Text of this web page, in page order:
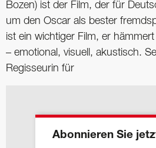
Bozen) ist der Film, der für
um den Oscar als bester
ist ein wichtiger Film, er
– emotional, visuell, akustisch.
Regisseurin für
Abonnieren Sie